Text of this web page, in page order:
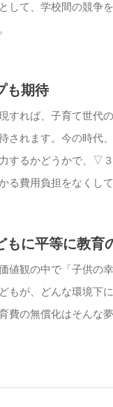
して、学校間の競争
も期待
すれば、子育て世代
されます。今の時代
するかどうかで、▽
る費用負担をなくし
もに平等に教育
値観の中で「子供の
もが、どんな環境下
費の無償化はそんな